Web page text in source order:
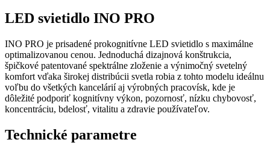
LED svietidlo INO PRO
INO PRO je prisadené prokognitívne LED svietidlo s maximálne
optimalizovanou cenou. Jednoduchá dizajnová konštrukcia,
špičkové patentované spektrálne zloženie a výnimočný svetelný
komfort vďaka širokej distribúcii svetla robia z tohto modelu ideálnu
voľbu do všetkých kancelárií aj výrobných pracovísk, kde je
dôležité podporiť kognitívny výkon, pozornosť, nízku chybovosť,
koncentráciu, bdelosť, vitalitu a zdravie používateľov.
Technické parametre